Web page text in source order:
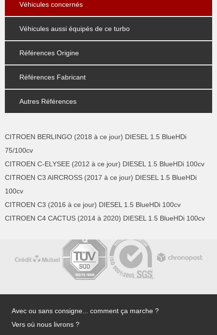
Véhicules concernés
Véhicules aussi équipés de ce turbo
Références Origine
Références Fabricant
Autres Références
CITROEN BERLINGO (2018 à ce jour) DIESEL 1.5 BlueHDi
75/100cv
CITROEN C-ELYSEE (2012 à ce jour) DIESEL 1.5 BlueHDi 100cv
CITROEN C3 AIRCROSS (2017 à ce jour) DIESEL 1.5 BlueHDi
100cv
CITROEN C3 (2016 à ce jour) DIESEL 1.5 BlueHDi 100cv
CITROEN C4 CACTUS (2014 à 2020) DIESEL 1.5 BlueHDi 100cv
Avec ou sans consigne... comment ça marche ?
Vers où nous livrons ?